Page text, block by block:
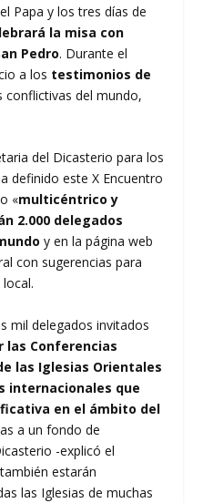
Papa y los tres días de
la misa con
Pedro. Durante el
a los testimonios de
conflictivas del mundo,
del Dicasterio para los
definido este X Encuentro
«multicéntrico y
2.000 delegados
y en la página web
con sugerencias para
mil delegados invitados
las Conferencias
las Iglesias Orientales
internacionales que
en el ámbito del
a un fondo de
-explicó el
estarán
las Iglesias de muchas